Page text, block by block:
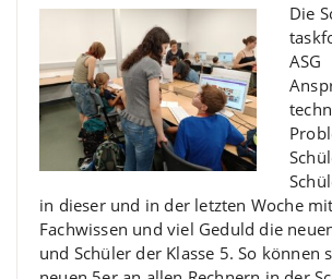
Die
ASG
in dieser und in der letzten Woche
Fachwissen und viel Geduld die
und Schüler der Klasse 5. So können